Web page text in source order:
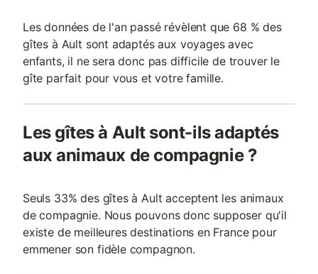
Les données de l'an passé révèlent que 68 % des
gîtes à Ault sont adaptés aux voyages avec
enfants, il ne sera donc pas difficile de trouver le
gîte parfait pour vous et votre famille.
Les gîtes à Ault sont-ils adaptés
aux animaux de compagnie ?
Seuls 33% des gîtes à Ault acceptent les animaux
de compagnie. Nous pouvons donc supposer qu'il
existe de meilleures destinations en France pour
emmener son fidèle compagnon.